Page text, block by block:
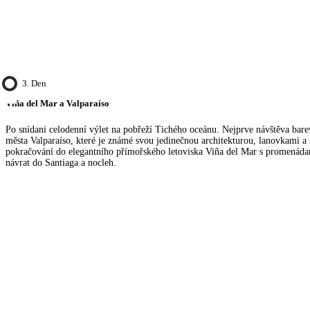
3. Den
Viña del Mar a Valparaíso
Po snídani celodenní výlet na pobřeží Tichého oceánu. Nejprve návštěva
města Valparaíso, které je známé svou jedinečnou architekturou, lanovkami a
pokračování do elegantního přímořského letoviska Viña del Mar s
návrat do Santiaga a nocleh.